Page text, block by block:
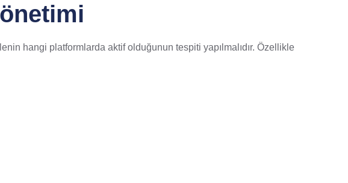
hangi platformlarda aktif olduğunun tespiti yapılmalıdır. Özellikle